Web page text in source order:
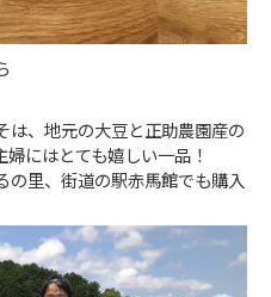
は、地元の大豆と正助農園産の
にはとても嬉しい一品！
の里、街道の駅赤馬館でも購入